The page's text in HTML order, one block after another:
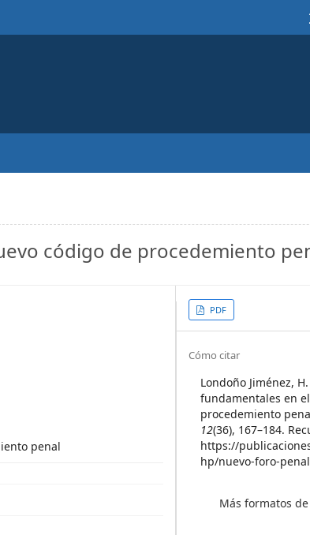
código de procedemiento
penal
Article
Sidebar
PDF
Article
Details
Cómo citar
Londoño Jiménez,
fundamentales en
procedemiento
12(36), 167–184.
https://
hp/nuevo-foro-
Más formatos